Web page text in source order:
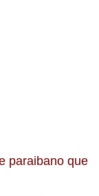
paraibano que